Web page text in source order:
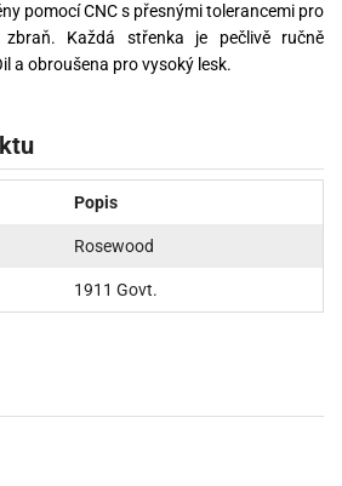
pomocí CNC s přesnými tolerancemi pro
Každá střenka je pečlivě ručně
a obroušena pro vysoký lesk.
Popis
Rosewood
1911 Govt.